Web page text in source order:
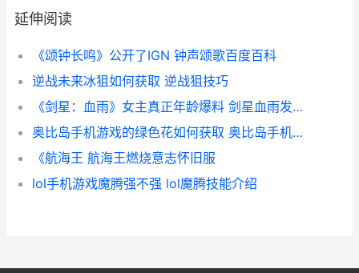
延伸阅读
《颂钟长鸣》公开了IGN 钟声颂歌百度百科
逆战未来冰狙如何获取 逆战狙技巧
《剑星：血雨》女主真正年龄爆料 剑星血雨发售时间
奥比岛手机游戏的绿色花如何获取 奥比岛手机版在线玩游戏
《航海王 航海王燃烧意志怀旧服
lol手机游戏魔腾强不强 lol魔腾技能介绍